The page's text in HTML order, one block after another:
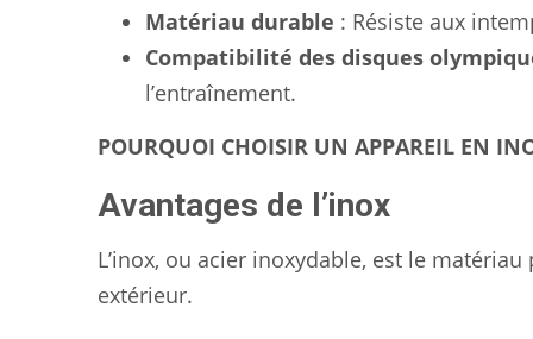
Matériau durable : Résiste aux
Compatibilité des disques
l’entraînement.
POURQUOI CHOISIR UN APPAREIL EN
Avantages de l’inox
L’inox, ou acier inoxydable, est le
extérieur.